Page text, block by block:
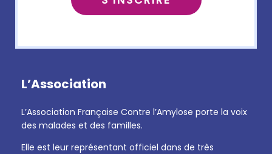
L’Association
L’Association Française Contre l’Amylose porte la voix
des malades et des familles.
Elle est leur représentant officiel dans de très